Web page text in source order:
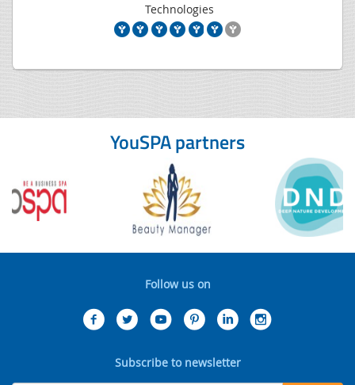
Technologies
YouSPA partners
Follow us on
Subscribe to newsletter